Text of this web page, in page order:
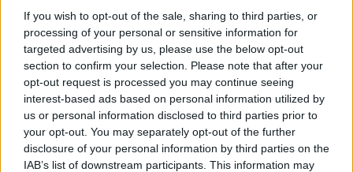
If you wish to opt-out of the sale, sharing to third parties, or
processing of your personal or sensitive information for
targeted advertising by us, please use the below opt-out
section to confirm your selection. Please note that after your
opt-out request is processed you may continue seeing
interest-based ads based on personal information utilized by
us or personal information disclosed to third parties prior to
your opt-out. You may separately opt-out of the further
disclosure of your personal information by third parties on the
IAB’s list of downstream participants. This information may
española, Josep Borrell, en declaraciones a La
Sexta,ha asegurado que la petición de
disminuir el consumo de gas en los hogares
europeos no iba dirigida a España,pues “los
españoles no consumen gas ruso”.
Guerra Ucrania Josep Borrell Rusia
gas natural
combustibles